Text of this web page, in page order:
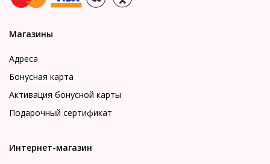
Магазины
Адреса
Бонусная карта
Активация бонусной карты
Подарочный сертификат
Интернет-магазин